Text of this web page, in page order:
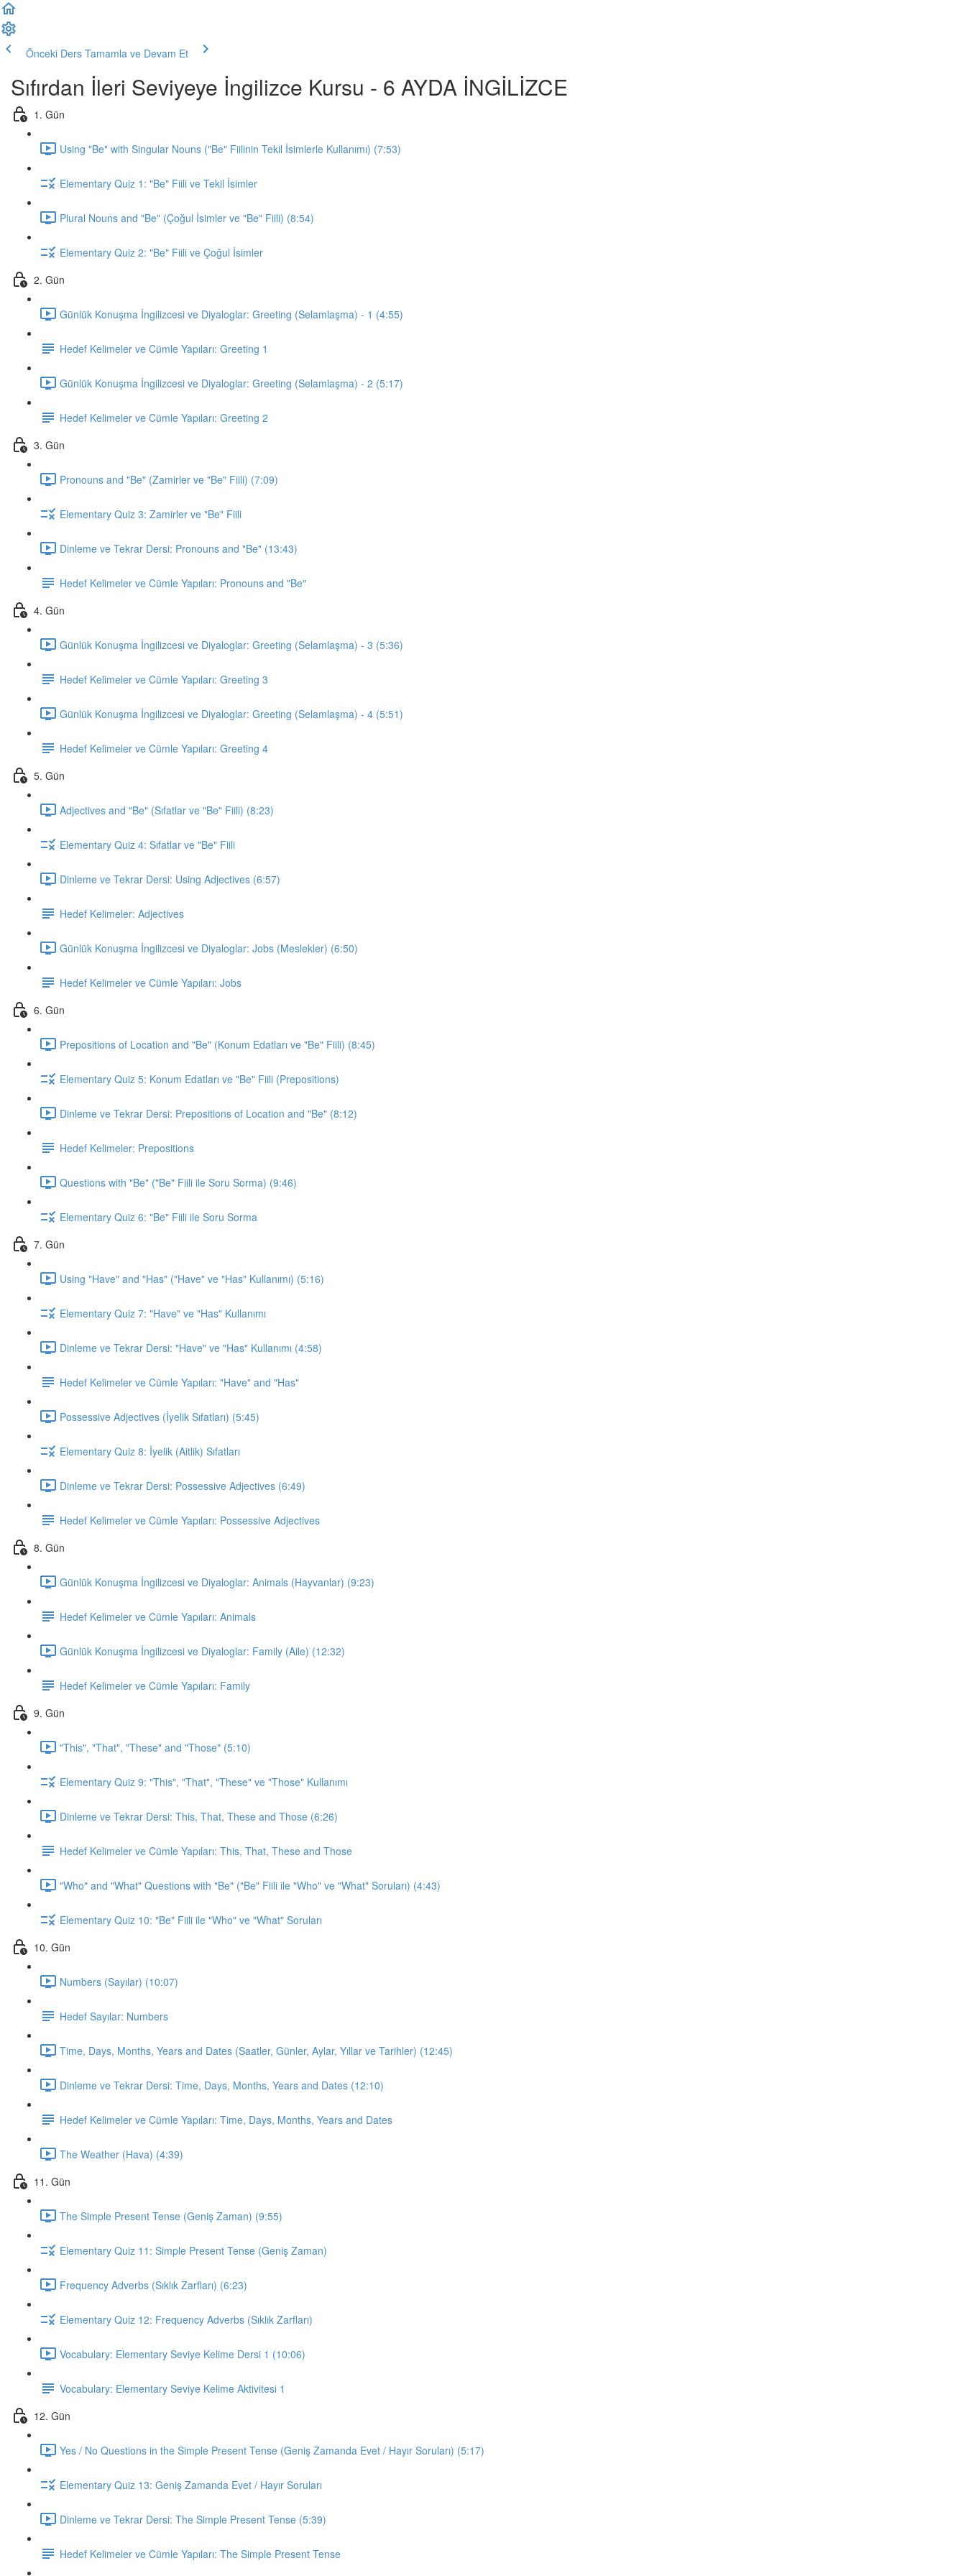
Önceki Ders Tamamla ve Devam Et
Sıfırdan İleri Seviyeye İngilizce Kursu - 6 AYDA İNGİLİZCE
1. Gün
Using "Be" with Singular Nouns ("Be" Fiilinin Tekil İsimlerle Kullanımı) (7:53)
Elementary Quiz 1: "Be" Fiili ve Tekil İsimler
Plural Nouns and "Be" (Çoğul İsimler ve "Be" Fiili) (8:54)
Elementary Quiz 2: "Be" Fiili ve Çoğul İsimler
2. Gün
Günlük Konuşma İngilizcesi ve Diyaloglar: Greeting (Selamlaşma) - 1 (4:55)
Hedef Kelimeler ve Cümle Yapıları: Greeting 1
Günlük Konuşma İngilizcesi ve Diyaloglar: Greeting (Selamlaşma) - 2 (5:17)
Hedef Kelimeler ve Cümle Yapıları: Greeting 2
3. Gün
Pronouns and "Be" (Zamirler ve "Be" Fiili) (7:09)
Elementary Quiz 3: Zamirler ve "Be" Fiili
Dinleme ve Tekrar Dersi: Pronouns and "Be" (13:43)
Hedef Kelimeler ve Cümle Yapıları: Pronouns and "Be"
4. Gün
Günlük Konuşma İngilizcesi ve Diyaloglar: Greeting (Selamlaşma) - 3 (5:36)
Hedef Kelimeler ve Cümle Yapıları: Greeting 3
Günlük Konuşma İngilizcesi ve Diyaloglar: Greeting (Selamlaşma) - 4 (5:51)
Hedef Kelimeler ve Cümle Yapıları: Greeting 4
5. Gün
Adjectives and "Be" (Sıfatlar ve "Be" Fiili) (8:23)
Elementary Quiz 4: Sıfatlar ve "Be" Fiili
Dinleme ve Tekrar Dersi: Using Adjectives (6:57)
Hedef Kelimeler: Adjectives
Günlük Konuşma İngilizcesi ve Diyaloglar: Jobs (Meslekler) (6:50)
Hedef Kelimeler ve Cümle Yapıları: Jobs
6. Gün
Prepositions of Location and "Be" (Konum Edatları ve "Be" Fiili) (8:45)
Elementary Quiz 5: Konum Edatları ve "Be" Fiili (Prepositions)
Dinleme ve Tekrar Dersi: Prepositions of Location and "Be" (8:12)
Hedef Kelimeler: Prepositions
Questions with "Be" ("Be" Fiili ile Soru Sorma) (9:46)
Elementary Quiz 6: "Be" Fiili ile Soru Sorma
7. Gün
Using "Have" and "Has" ("Have" ve "Has" Kullanımı) (5:16)
Elementary Quiz 7: "Have" ve "Has" Kullanımı
Dinleme ve Tekrar Dersi: "Have" ve "Has" Kullanımı (4:58)
Hedef Kelimeler ve Cümle Yapıları: "Have" and "Has"
Possessive Adjectives (İyelik Sıfatları) (5:45)
Elementary Quiz 8: İyelik (Aitlik) Sıfatları
Dinleme ve Tekrar Dersi: Possessive Adjectives (6:49)
Hedef Kelimeler ve Cümle Yapıları: Possessive Adjectives
8. Gün
Günlük Konuşma İngilizcesi ve Diyaloglar: Animals (Hayvanlar) (9:23)
Hedef Kelimeler ve Cümle Yapıları: Animals
Günlük Konuşma İngilizcesi ve Diyaloglar: Family (Aile) (12:32)
Hedef Kelimeler ve Cümle Yapıları: Family
9. Gün
"This", "That", "These" and "Those" (5:10)
Elementary Quiz 9: "This", "That", "These" ve "Those" Kullanımı
Dinleme ve Tekrar Dersi: This, That, These and Those (6:26)
Hedef Kelimeler ve Cümle Yapıları: This, That, These and Those
"Who" and "What" Questions with "Be" ("Be" Fiili ile "Who" ve "What" Soruları) (4:43)
Elementary Quiz 10: "Be" Fiili ile "Who" ve "What" Soruları
10. Gün
Numbers (Sayılar) (10:07)
Hedef Sayılar: Numbers
Time, Days, Months, Years and Dates (Saatler, Günler, Aylar, Yıllar ve Tarihler) (12:45)
Dinleme ve Tekrar Dersi: Time, Days, Months, Years and Dates (12:10)
Hedef Kelimeler ve Cümle Yapıları: Time, Days, Months, Years and Dates
The Weather (Hava) (4:39)
11. Gün
The Simple Present Tense (Geniş Zaman) (9:55)
Elementary Quiz 11: Simple Present Tense (Geniş Zaman)
Frequency Adverbs (Sıklık Zarfları) (6:23)
Elementary Quiz 12: Frequency Adverbs (Sıklık Zarfları)
Vocabulary: Elementary Seviye Kelime Dersi 1 (10:06)
Vocabulary: Elementary Seviye Kelime Aktivitesi 1
12. Gün
Yes / No Questions in the Simple Present Tense (Geniş Zamanda Evet / Hayır Soruları) (5:17)
Elementary Quiz 13: Geniş Zamanda Evet / Hayır Soruları
Dinleme ve Tekrar Dersi: The Simple Present Tense (5:39)
Hedef Kelimeler ve Cümle Yapıları: The Simple Present Tense